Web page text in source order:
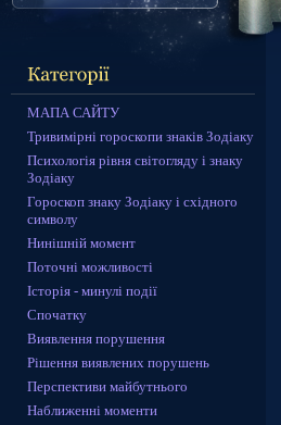
МАПА САЙТУ
Тривимірні гороскопи знаків Зодіаку
Психологія рівня світогляду і знаку
Зодіаку
Гороскоп знаку Зодіаку і східного
символу
Нинішній момент
Поточні можливості
Історія - минулі події
Спочатку
Виявлення порушення
Рішення виявлених порушень
Перспективи майбутнього
Наближенні моменти